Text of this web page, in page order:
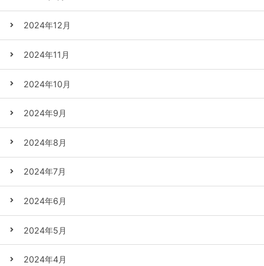
2024年12月
2024年11月
2024年10月
2024年9月
2024年8月
2024年7月
2024年6月
2024年5月
2024年4月